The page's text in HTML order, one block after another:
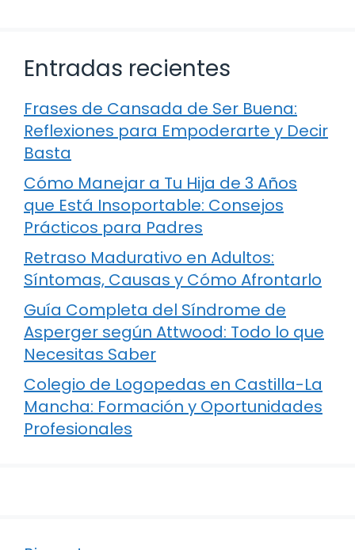
Entradas recientes
Frases de Cansada de Ser Buena:
Reflexiones para Empoderarte y Decir
Basta
Cómo Manejar a Tu Hija de 3 Años
que Está Insoportable: Consejos
Prácticos para Padres
Retraso Madurativo en Adultos:
Síntomas, Causas y Cómo Afrontarlo
Guía Completa del Síndrome de
Asperger según Attwood: Todo lo que
Necesitas Saber
Colegio de Logopedas en Castilla-La
Mancha: Formación y Oportunidades
Profesionales